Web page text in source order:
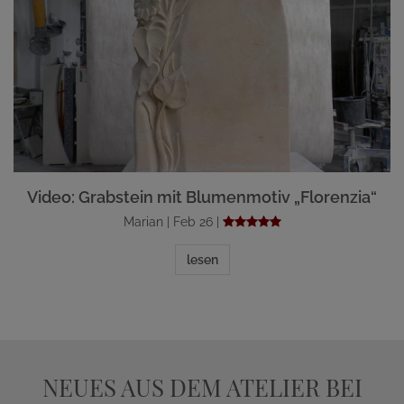
Video: Grabstein mit Blumenmotiv „Florenzia“
Marian | Feb 26 |
lesen
NEUES AUS DEM ATELIER BEI